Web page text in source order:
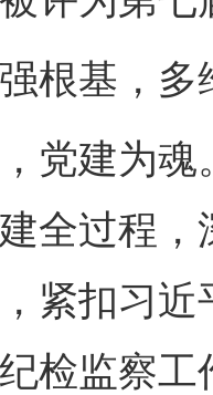
基，多
建为魂
全过程
紧扣习
检监察工